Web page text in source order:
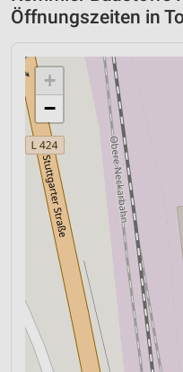
Öffnungszeiten in
+
−